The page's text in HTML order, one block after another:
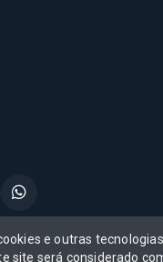
e outras
site será considerado